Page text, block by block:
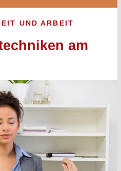
UND ARBEIT
am